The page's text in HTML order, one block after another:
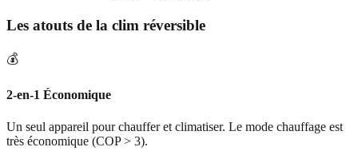
Les atouts de la clim réversible
💰
2-en-1 Économique
Un seul appareil pour chauffer et climatiser. Le mode chauffage est
très économique (COP > 3).